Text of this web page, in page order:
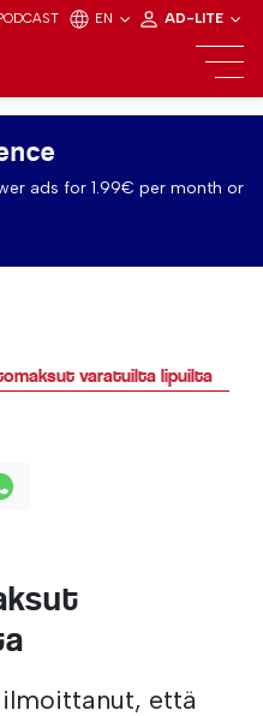
EN AD-LITE
ads for 1.99€ per month or
varatuilta lipuilta
että